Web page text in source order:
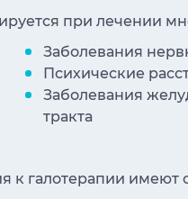
при лечении
Заболевания
Психические
Заболевания
тракта
к галотерапии